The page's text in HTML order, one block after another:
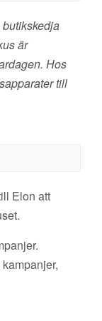
är
Hos
till
Elon att